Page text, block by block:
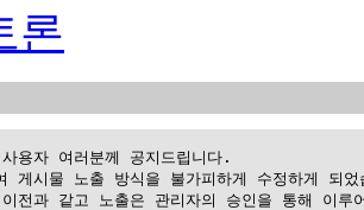
론
용자 여러분께 공지드립니다.
게시물 노출 방식을 불가피하게 수정하게 되었
전과 같고 노출은 관리자의 승인을 통해 이루